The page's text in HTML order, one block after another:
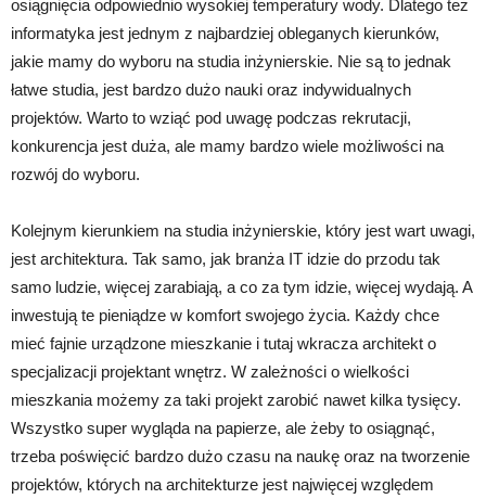
osiągnięcia odpowiednio wysokiej temperatury wody. Dlatego też
informatyka jest jednym z najbardziej obleganych kierunków,
jakie mamy do wyboru na studia inżynierskie. Nie są to jednak
łatwe studia, jest bardzo dużo nauki oraz indywidualnych
projektów. Warto to wziąć pod uwagę podczas rekrutacji,
konkurencja jest duża, ale mamy bardzo wiele możliwości na
rozwój do wyboru.
Kolejnym kierunkiem na studia inżynierskie, który jest wart uwagi,
jest architektura. Tak samo, jak branża IT idzie do przodu tak
samo ludzie, więcej zarabiają, a co za tym idzie, więcej wydają. A
inwestują te pieniądze w komfort swojego życia. Każdy chce
mieć fajnie urządzone mieszkanie i tutaj wkracza architekt o
specjalizacji projektant wnętrz. W zależności o wielkości
mieszkania możemy za taki projekt zarobić nawet kilka tysięcy.
Wszystko super wygląda na papierze, ale żeby to osiągnąć,
trzeba poświęcić bardzo dużo czasu na naukę oraz na tworzenie
projektów, których na architekturze jest najwięcej względem